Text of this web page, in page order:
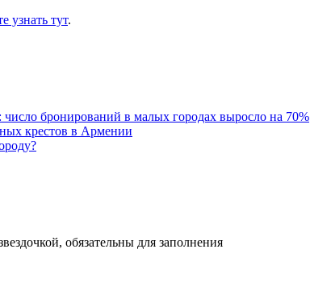
узнать тут.
бронирований в малых городах выросло на 70%
крестов в Армении
обязательны для заполнения